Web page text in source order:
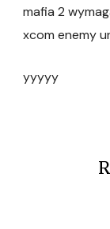
mafia 2
xcom enemy
yyyyy